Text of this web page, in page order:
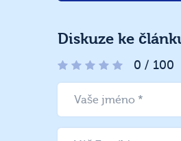
Diskuze ke
0 / 100